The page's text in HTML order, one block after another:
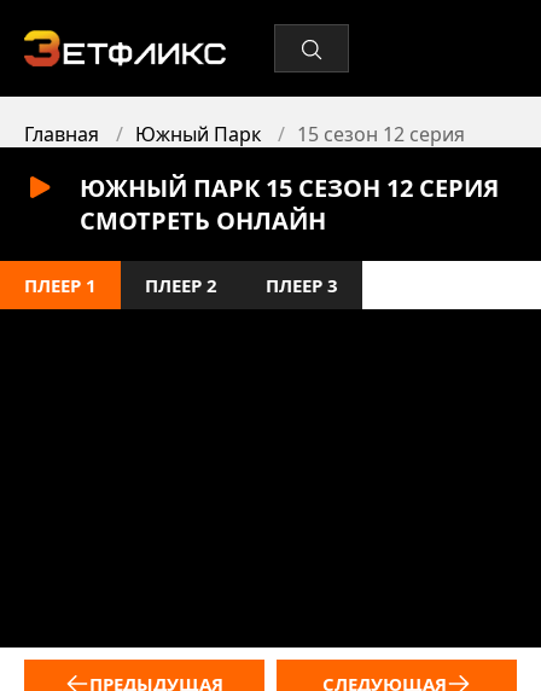
Главная Южный Парк 15 сезон 12 серия
ЮЖНЫЙ ПАРК 15 СЕЗОН 12 СЕРИЯ
СМОТРЕТЬ ОНЛАЙН
ПЛЕЕР 1 ПЛЕЕР 2 ПЛЕЕР 3
ПРЕДЫДУЩАЯ СЛЕДУЮЩАЯ